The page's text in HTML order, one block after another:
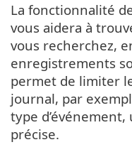
La fonctionnalité
vous aidera à
vous recherchez,
enregistrements
permet de limiter
journal, par
type
précise.